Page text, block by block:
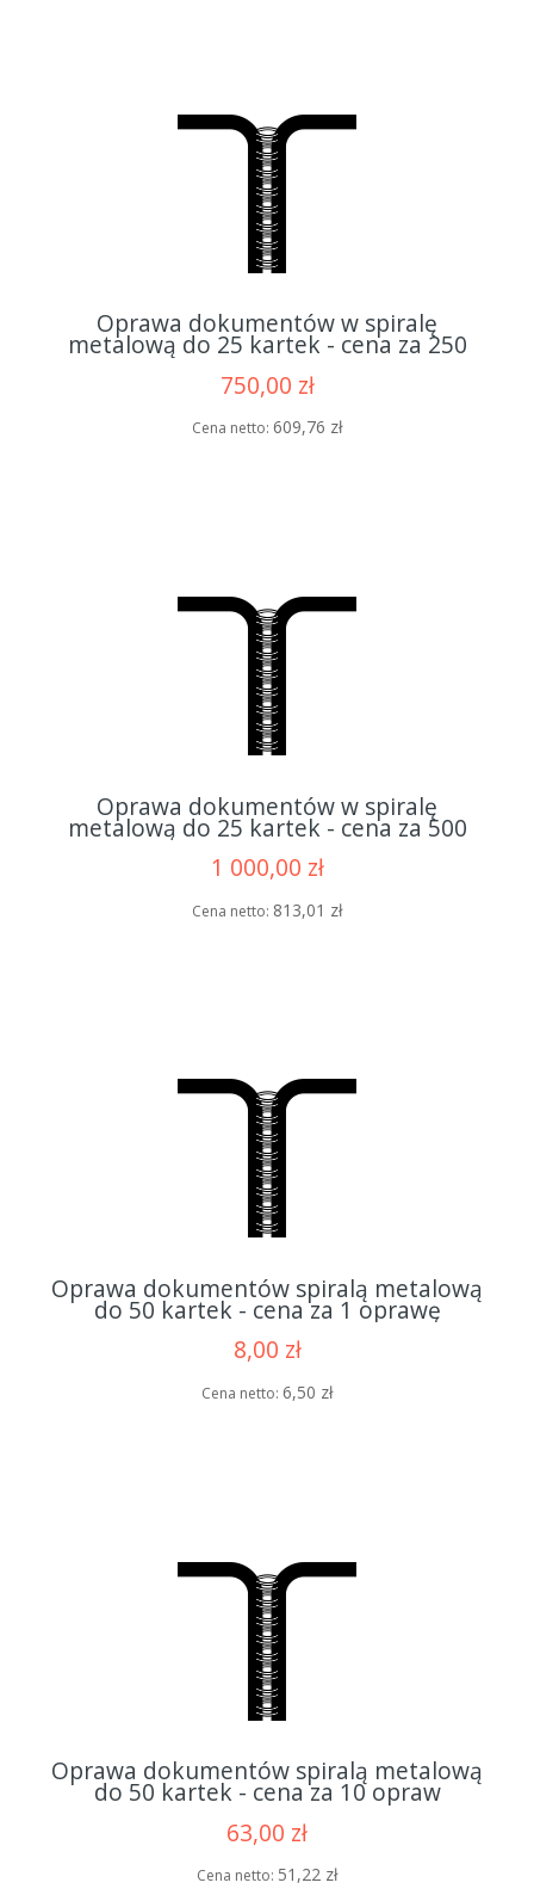
Oprawa dokumentów w spiralę
metalową do 25 kartek - cena za 250
750,00 zł
Cena netto: 609,76 zł
Oprawa dokumentów w spiralę
metalową do 25 kartek - cena za 500
1 000,00 zł
Cena netto: 813,01 zł
Oprawa dokumentów spiralą metalową
do 50 kartek - cena za 1 oprawę
8,00 zł
Cena netto: 6,50 zł
Oprawa dokumentów spiralą metalową
do 50 kartek - cena za 10 opraw
63,00 zł
Cena netto: 51,22 zł